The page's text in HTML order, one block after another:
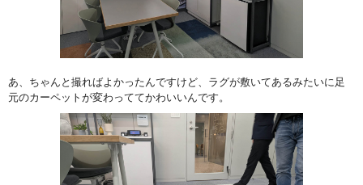
あ、ちゃんと撮ればよかったんですけど、ラグが敷いてあるみたいに足
元のカーペットが変わっててかわいいんです。